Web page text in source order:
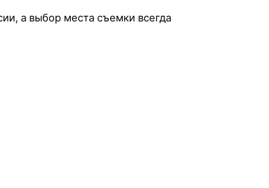
а выбор места съемки всегда